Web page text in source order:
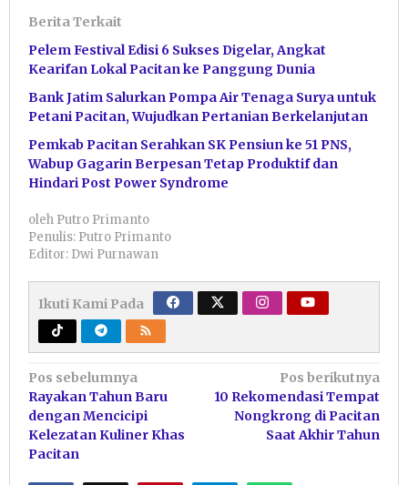
Berita Terkait
Pelem Festival Edisi 6 Sukses Digelar, Angkat
Kearifan Lokal Pacitan ke Panggung Dunia
Bank Jatim Salurkan Pompa Air Tenaga Surya untuk
Petani Pacitan, Wujudkan Pertanian Berkelanjutan
Pemkab Pacitan Serahkan SK Pensiun ke 51 PNS,
Wabup Gagarin Berpesan Tetap Produktif dan
Hindari Post Power Syndrome
oleh Putro Primanto
Penulis: Putro Primanto
Editor: Dwi Purnawan
Ikuti Kami Pada
Navigasi
pos
Pos sebelumnya
Rayakan Tahun Baru
dengan Mencicipi
Kelezatan Kuliner Khas
Pacitan
Pos berikutnya
10 Rekomendasi Tempat
Nongkrong di Pacitan
Saat Akhir Tahun